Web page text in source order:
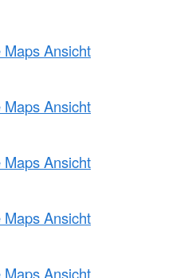
Ansicht
Ansicht
Ansicht
Ansicht
Ansicht